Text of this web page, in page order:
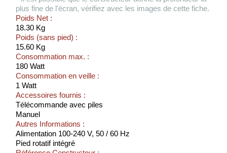
plus fine de l'écran, vérifiez avec les images de cette fiche.
Poids Net :
18.30 Kg
Poids (sans pied) :
15.60 Kg
Consommation max. :
180 Watt
Consommation en veille :
1 Watt
Accessoires fournis :
Télécommande avec piles
Manuel
Autres Informations :
Alimentation 100-240 V, 50 / 60 Hz
Pied rotatif intégré